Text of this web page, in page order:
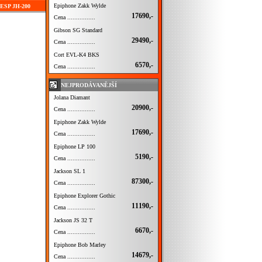
JH-200
Epiphone Zakk Wylde
Cena ................
17690,-
Gibson SG Standard
Cena ................
29490,-
Cort EVL-K4 BKS
Cena ................
6570,-
NEJPRODÁVANĚJŠÍ
Jolana Diamant
Cena ................
20900,-
Epiphone Zakk Wylde
Cena ................
17690,-
Epiphone LP 100
Cena ................
5190,-
Jackson SL 1
Cena ................
87300,-
Epiphone Explorer Gothic
Cena ................
11190,-
Jackson JS 32 T
Cena ................
6670,-
Epiphone Bob Marley
Cena ................
14679,-